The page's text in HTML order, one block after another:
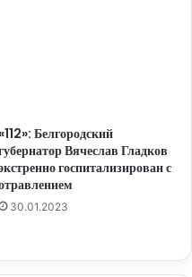
Белгородский
Вячеслав Гладков
госпитализирован с
30.01.2023